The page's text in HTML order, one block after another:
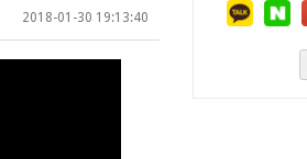
2018-01-30 19:13:40